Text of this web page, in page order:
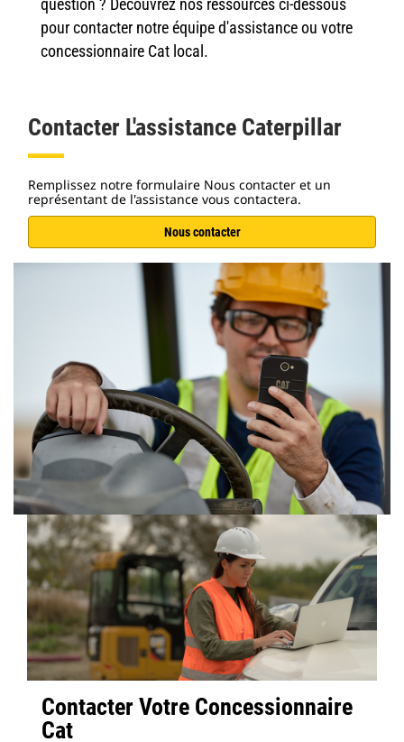
question ? Découvrez nos ressources ci-dessous
pour contacter notre équipe d'assistance ou votre
concessionnaire Cat local.
Contacter L'assistance Caterpillar
Remplissez notre formulaire Nous contacter et un
représentant de l'assistance vous contactera.
Nous contacter
Contacter Votre Concessionnaire
Cat